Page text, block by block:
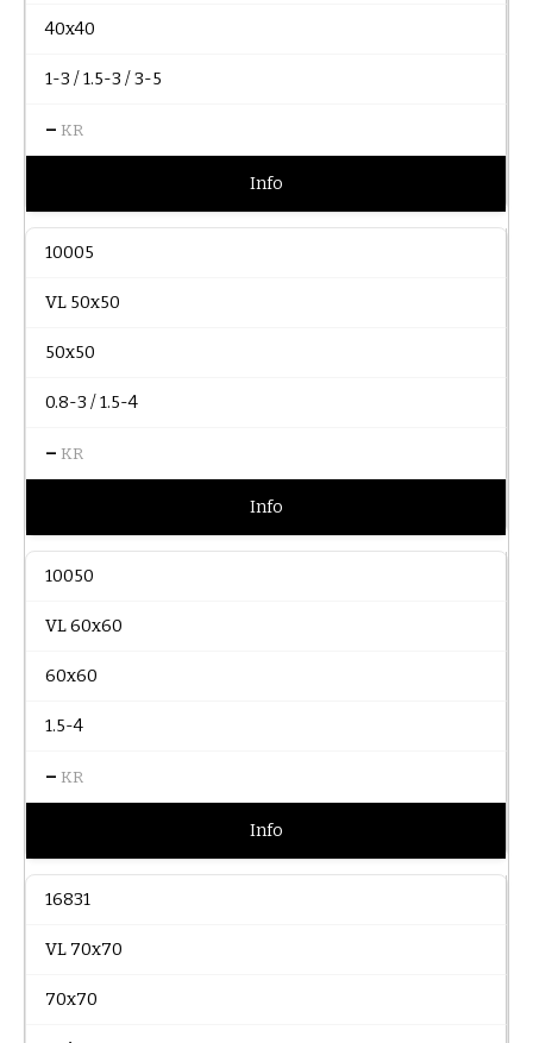
40x40
1-3 / 1.5-3 / 3-5
– KR
Info
10005
VL 50x50
50x50
0.8-3 / 1.5-4
– KR
Info
10050
VL 60x60
60x60
1.5-4
– KR
Info
16831
VL 70x70
70x70